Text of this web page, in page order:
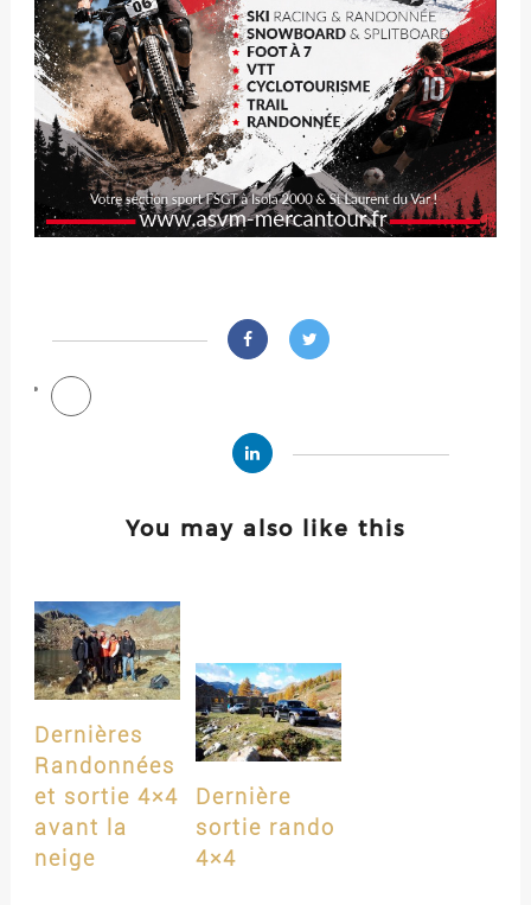
You may also like this
Dernières
Randonnées
et sortie 4×4
avant la
neige
Dernière
sortie rando
4×4